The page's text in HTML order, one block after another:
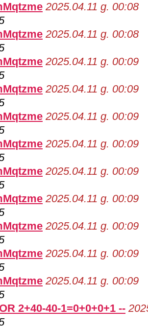
2025.04.11 g. 00:08
2025.04.11 g. 00:08
2025.04.11 g. 00:09
2025.04.11 g. 00:09
2025.04.11 g. 00:09
2025.04.11 g. 00:09
2025.04.11 g. 00:09
2025.04.11 g. 00:09
2025.04.11 g. 00:09
2025.04.11 g. 00:09
2025.04.11 g. 00:09
2+40-40-1=0+0+0+1 --